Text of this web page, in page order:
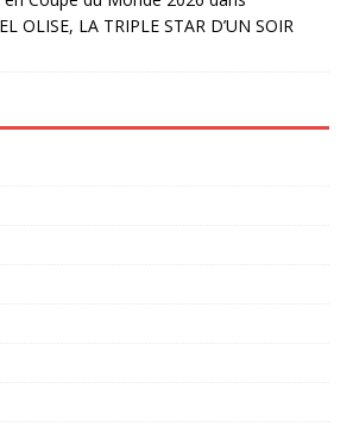
OLISE, LA TRIPLE STAR D’UN SOIR